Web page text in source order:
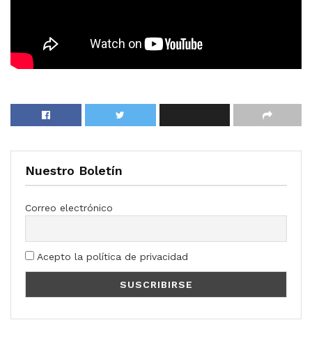
Nuestro Boletín
Correo electrónico
Acepto la política de privacidad